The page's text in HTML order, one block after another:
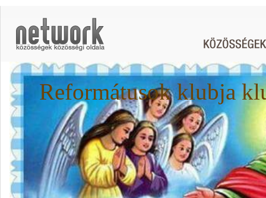
Reformátusok klubja